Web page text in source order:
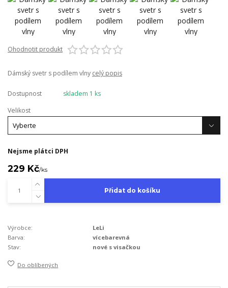
Ohodnotit produkt
Dámský svetr s podílem vlny celý popis
Dostupnost
skladem 1 ks
Velikost
Nejsme plátci DPH
229 Kč/ks
Přidat do košíku
Výrobce:
LeLi
Barva:
vícebarevná
Stav:
nové s visačkou
Do oblíbených